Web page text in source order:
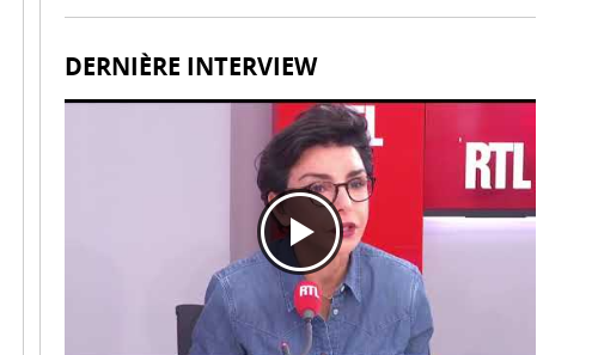
Citoyens britanniques à double nationalité : défis de
avril 2026
Fermetures de bars en France après des
inspections de sécurité incendie -
02 avril 2026
Déploiement du système EES à la frontière
française: défis techniques -
02 avril 2026
Réservez dès aujourd’hui vos billets TGV SNCF
pour l’été et l’automne, partout en France -
Subventions pour l’internet en fibre optique en
France : éligibilité et procédure de demande -
DERNIÈRE INTERVIEW